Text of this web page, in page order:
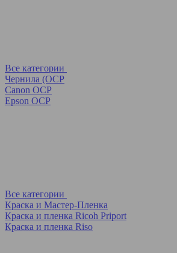
Все категории
Чернила (OCP
Canon OCP
Epson OCP
Все категории
Краска и Мастер-Пленка
Краска и пленка Ricoh Priport
Краска и пленка Riso